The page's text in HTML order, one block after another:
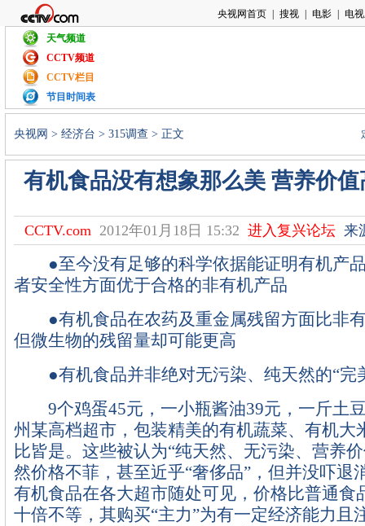
天气频道
CCTV频道
CCTV栏目
节目时间表
央视网 > 经济台 > 315调查 > 正文
有机食品没有想象那么美 营养价
CCTV.com 2012年01月18日 15:32 进入复兴论坛来
●至今没有足够的科学依据能证明有机产
者安全性方面优于合格的非有机产品
●有机食品在农药及重金属残留方面比非
但微生物的残留量却可能更高
●有机食品并非绝对无污染、纯天然的“完
9个鸡蛋45元，一小瓶酱油39元，一斤土
州某高档超市，包装精美的有机蔬菜、有机大
比皆是。这些被认为“纯天然、无污染、营养
然价格不菲，甚至近乎“奢侈品”，但并没吓退
有机食品在各大超市随处可见，价格比普通食
十倍不等，其购买“主力”为有一定经济能力且